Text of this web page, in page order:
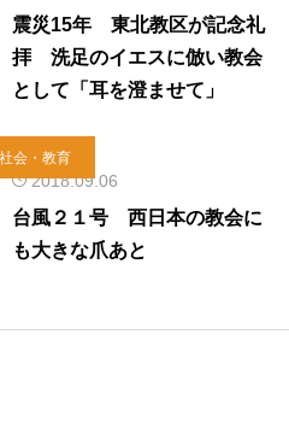
震災15年 東北教区が記念礼
拝 洗足のイエスに倣い教会
として「耳を澄ませて」
社会・教育
2018.09.06
台風２１号 西日本の教会に
も大きな爪あと